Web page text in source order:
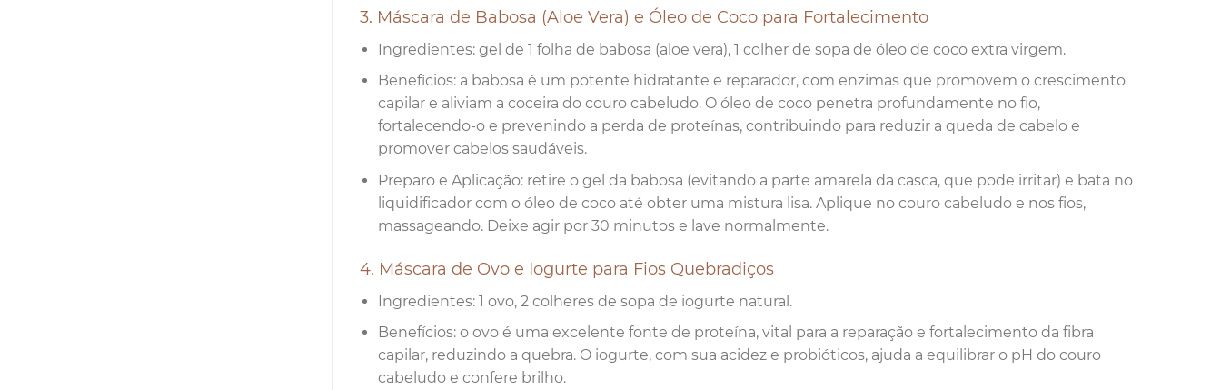
3. Máscara de Babosa (Aloe Vera) e Óleo de Coco para Fortalecimento
Ingredientes: gel de 1 folha de babosa (aloe vera), 1 colher de sopa de óleo de coco extra virgem.
Benefícios: a babosa é um potente hidratante e reparador, com enzimas que promovem o crescimento
capilar e aliviam a coceira do couro cabeludo. O óleo de coco penetra profundamente no fio,
fortalecendo-o e prevenindo a perda de proteínas, contribuindo para reduzir a queda de cabelo e
promover cabelos saudáveis.
Preparo e Aplicação: retire o gel da babosa (evitando a parte amarela da casca, que pode irritar) e bata no
liquidificador com o óleo de coco até obter uma mistura lisa. Aplique no couro cabeludo e nos fios,
massageando. Deixe agir por 30 minutos e lave normalmente.
4. Máscara de Ovo e Iogurte para Fios Quebradiços
Ingredientes: 1 ovo, 2 colheres de sopa de iogurte natural.
Benefícios: o ovo é uma excelente fonte de proteína, vital para a reparação e fortalecimento da fibra
capilar, reduzindo a quebra. O iogurte, com sua acidez e probióticos, ajuda a equilibrar o pH do couro
cabeludo e confere brilho.